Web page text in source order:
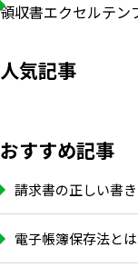
領収書エクセルテン
人気記事
おすすめ記事
請求書の正しい書
電子帳簿保存法と